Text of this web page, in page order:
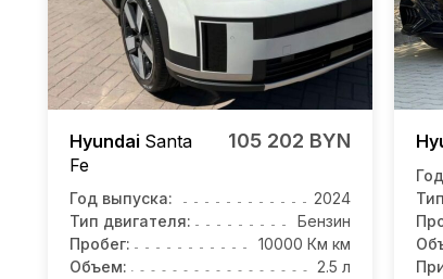
Hyundai Santa
Fe
105 202 BYN
Год выпуска:
2024
Тип двигателя:
Бензин
Пробег:
10000 Км км
Объем:
2.5 л